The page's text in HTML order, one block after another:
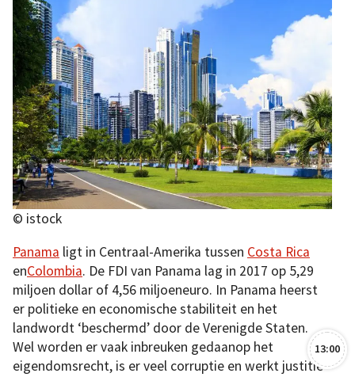
© istock
Panama ligt in Centraal-Amerika tussen Costa Rica
enColombia. De FDI van Panama lag in 2017 op 5,29
miljoen dollar of 4,56 miljoeneuro. In Panama heerst
er politieke en economische stabiliteit en het
landwordt ‘beschermd’ door de Verenigde Staten.
Wel worden er vaak inbreuken gedaanop het
eigendomsrecht, is er veel corruptie en werkt justitie
13:00